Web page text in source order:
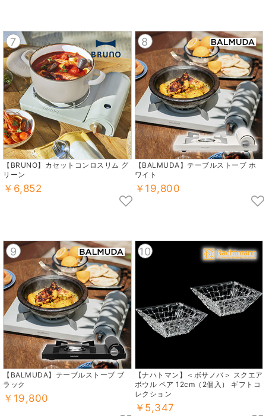
7
【BRUNO】カセットコンロスリム グ
リーン
￥6,852
8
【BALMUDA】テーブルストーブ ホ
ワイト
￥19,800
9
【BALMUDA】テーブルストーブ ブ
ラック
￥19,800
10
【ナハトマン】＜ボサノバ＞ スクエア
ボウル ペア 12cm（2個入） ギフトコ
レクション
￥5,347